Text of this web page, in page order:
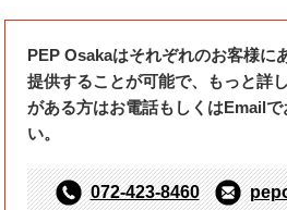
PEP Osakaはそれぞれのお客様に
提供することが可能で、もっと詳
がある方はお電話もしくはEmail
い。
072-423-8460